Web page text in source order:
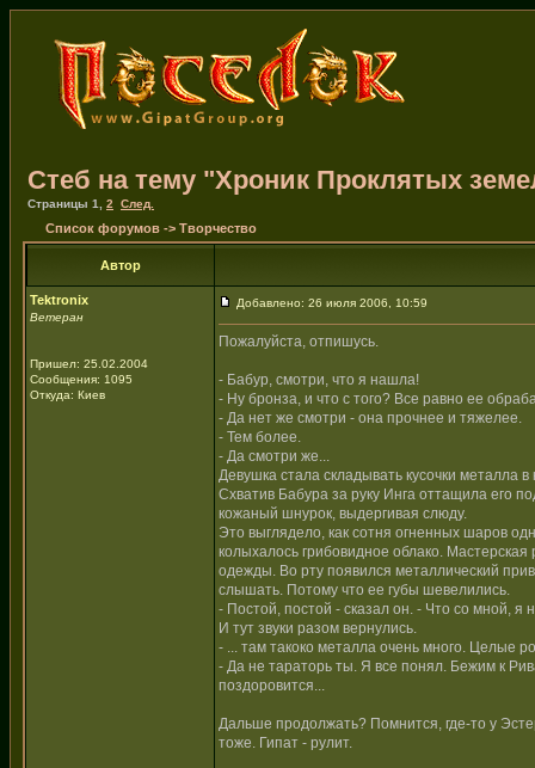
Стеб на тему "Хроник Проклятых
Страницы 1 2 След.
Список форумов -> Творчество
Автор
Tektronix
Ветеран
Пришел: 25.02.2004
Сообщения: 1095
Откуда: Киев
Добавлено: 26 июля 2006, 10:59
Пожалуйста, отпишусь.
- Бабур, смотри, что я нашла!
- Ну бронза, и что с того? Все равно ее
- Да нет же смотри - она прочнее и тяжелее.
- Тем более.
- Да смотри же...
Девушка стала складывать кусочки металла
Схватив Бабура за руку Инга оттащила его
кожаный шнурок, выдергивая слюду.
Это выглядело, как сотня огненных шаров
колыхалось грибовидное облако.
одежды. Во рту появился металлический
слышать. Потому что ее губы шевелились.
- Постой, постой - сказал он. - Что со мной, я
И тут звуки разом вернулись.
- ... там такоко металла очень много. Целые
- Да не тараторь ты. Я все понял. Бежим к
поздоровится...
Дальше продолжать? Помнится, где-то у
тоже. Гипат - рулит.